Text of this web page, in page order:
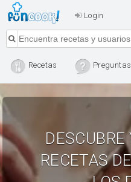
Login
Recetas Preguntas
RECETAS